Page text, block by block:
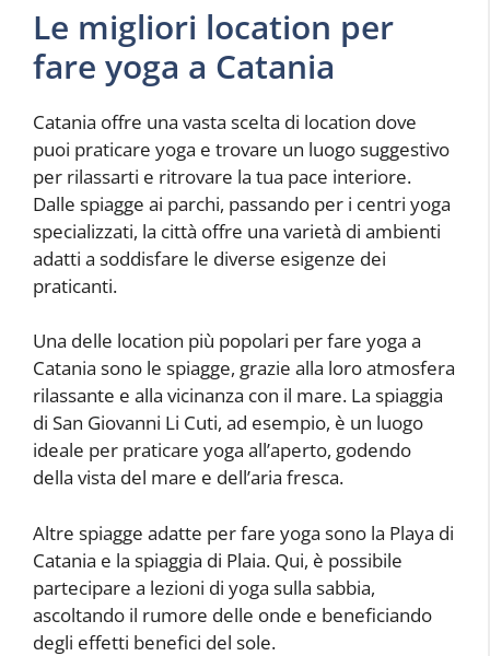
Le migliori location per
fare yoga a Catania
Catania offre una vasta scelta di location dove
puoi praticare yoga e trovare un luogo suggestivo
per rilassarti e ritrovare la tua pace interiore.
Dalle spiagge ai parchi, passando per i centri yoga
specializzati, la città offre una varietà di ambienti
adatti a soddisfare le diverse esigenze dei
praticanti.
Una delle location più popolari per fare yoga a
Catania sono le spiagge, grazie alla loro atmosfera
rilassante e alla vicinanza con il mare. La spiaggia
di San Giovanni Li Cuti, ad esempio, è un luogo
ideale per praticare yoga all’aperto, godendo
della vista del mare e dell’aria fresca.
Altre spiagge adatte per fare yoga sono la Playa di
Catania e la spiaggia di Plaia. Qui, è possibile
partecipare a lezioni di yoga sulla sabbia,
ascoltando il rumore delle onde e beneficiando
degli effetti benefici del sole.